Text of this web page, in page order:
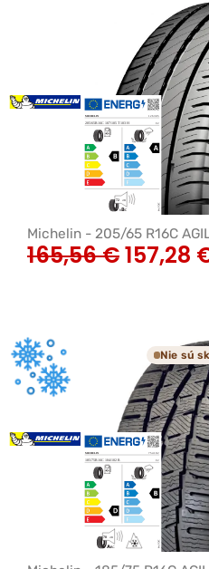
Michelin - 205/65 R16C
165,56€157,28
Nie sú